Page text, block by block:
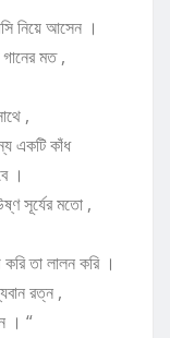
নিয়ে আসেন ।
মত ,
,
একটি কাঁধ
।
সূর্যের মতো ,
তা লালন করি ।
রত্ন ,
। “